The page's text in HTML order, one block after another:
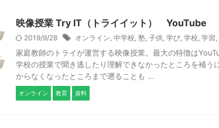
映像授業 Try IT（トライイット） YouTube
2019/9/28 オンライン, 中学校, 塾, 子供, 学び, 学校, 学習,
家庭教師のトライが運営する映像授業。最大の特徴は
学校の授業で聞き逃したり理解できなかったところを補う
からなくなったところまで遡ることも ...
オンライン 教育 資料